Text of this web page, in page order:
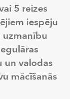
5 reizes
iespēju
valodas
mācīšanās